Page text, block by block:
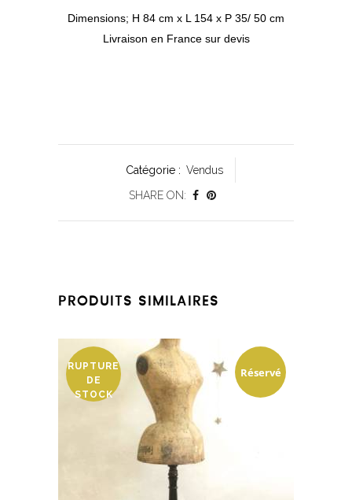
Dimensions; H 84 cm x L 154 x P 35/ 50 cm
Livraison en France sur devis
Catégorie : Vendus
SHARE ON:
PRODUITS SIMILAIRES
Réservé
RUPTURE
DE
STOCK